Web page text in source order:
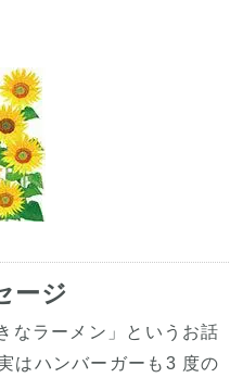
ージ
ラーメン」というお話
はハンバーガーも3 度の